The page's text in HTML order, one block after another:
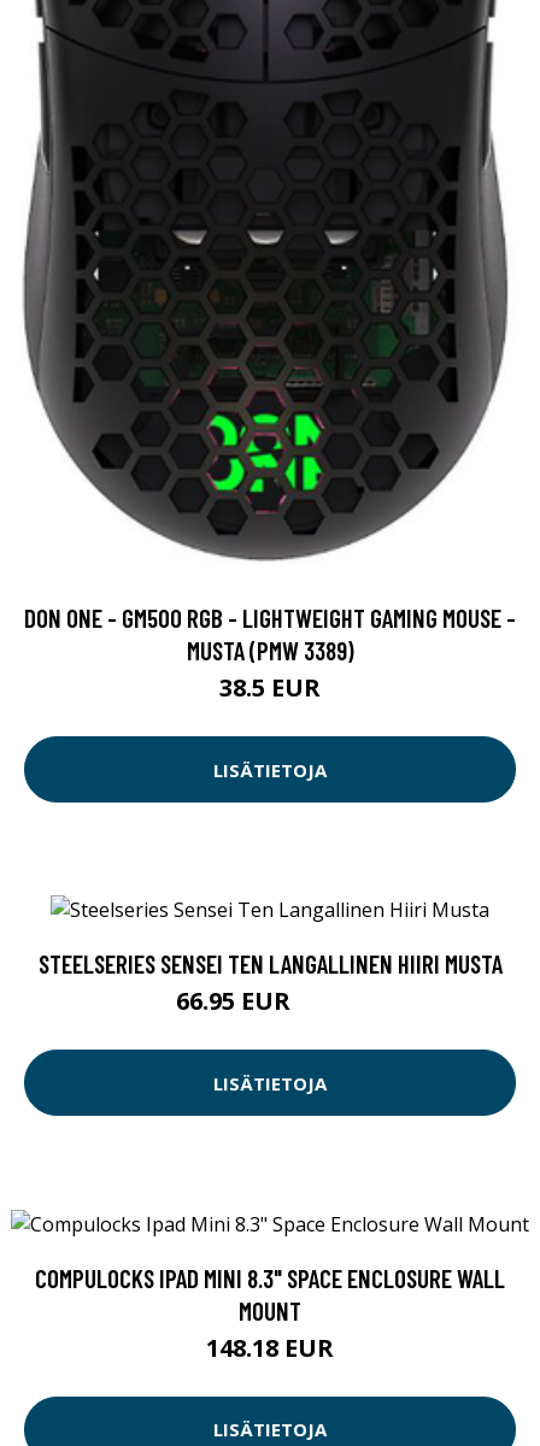
​DON ONE - GM500 RGB - LIGHTWEIGHT GAMING MOUSE -
MUSTA (PMW 3389)
38.5 EUR
LISÄTIETOJA
STEELSERIES SENSEI TEN LANGALLINEN HIIRI MUSTA
66.95 EUR
LISÄTIETOJA
COMPULOCKS IPAD MINI 8.3" SPACE ENCLOSURE WALL
MOUNT
148.18 EUR
LISÄTIETOJA